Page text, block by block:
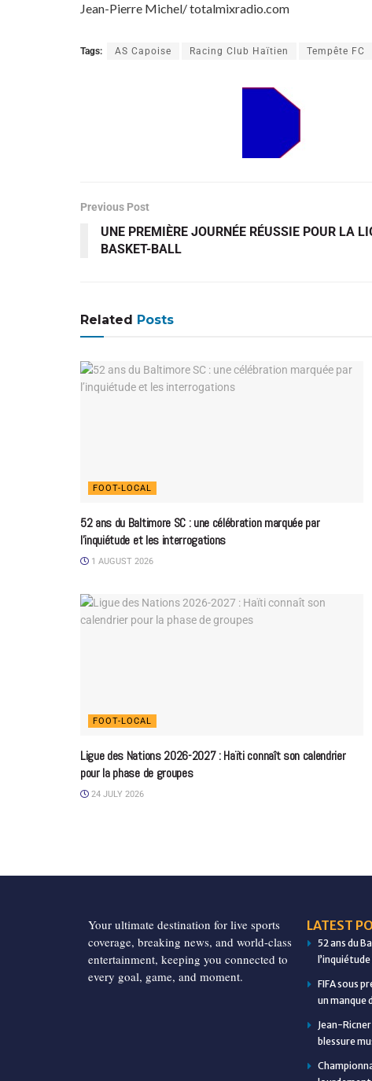
Jean-Pierre Michel/ totalmixradio.com
Tags: AS Capoise Racing Club Haïtien Tempête FC
Previous Post
UNE PREMIÈRE JOURNÉE RÉUSSIE POUR LA
BASKET-BALL
Related Posts
FOOT-LOCAL
52 ans du Baltimore SC : une célébration marquée par
l’inquiétude et les interrogations
1 AUGUST 2026
FOOT-LOCAL
Ligue des Nations 2026-2027 : Haïti connaît son calendrier
pour la phase de groupes
24 JULY 2026
Your ultimate destination for live sports
coverage, breaking news, and world-class
entertainment, keeping you connected to
every goal, game, and moment.
LATEST
52 ans du
FIFA sous
un manque
Jean-
blessure